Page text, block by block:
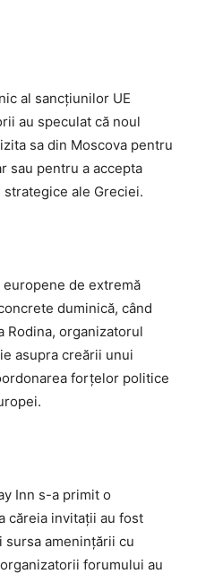
al sancţiunilor UE
au speculat că noul
sa din Moscova pentru
sau pentru a accepta
ale Greciei.
de extremă
duminică, când
Rodina, organizatorul
asupra creării unui
forţelor politice
Inn s-a primit o
căreia invitaţii au fost
sursa ameninţării cu
forumului au